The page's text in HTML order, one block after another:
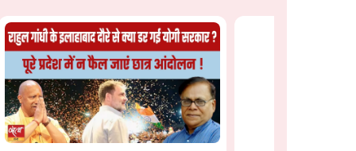
'अमित शाह के संसद में आने